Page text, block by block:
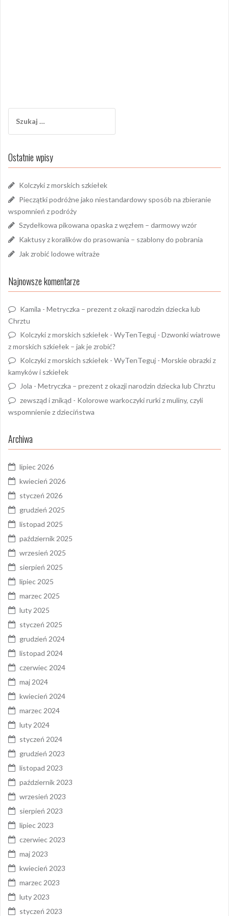
Ostatnie wpisy
Kolczyki z morskich szkiełek
Pieczątki podróżne jako niestandardowy sposób na zbieranie
wspomnień z podróży
Szydełkowa pikowana opaska z węzłem – darmowy wzór
Kaktusy z koralików do prasowania – szablony do pobrania
Jak zrobić lodowe witraże
Najnowsze komentarze
Kamila - Metryczka – prezent z okazji narodzin dziecka lub
Chrztu
Kolczyki z morskich szkiełek - WyTenTeguj - Dzwonki wiatrowe
z morskich szkiełek – jak je zrobić?
Kolczyki z morskich szkiełek - WyTenTeguj - Morskie obrazki z
kamyków i szkiełek
Jola - Metryczka – prezent z okazji narodzin dziecka lub Chrztu
zewsząd i znikąd - Kolorowe warkoczyki rurki z muliny, czyli
wspomnienie z dzieciństwa
Archiwa
lipiec 2026
kwiecień 2026
styczeń 2026
grudzień 2025
listopad 2025
październik 2025
wrzesień 2025
sierpień 2025
lipiec 2025
marzec 2025
luty 2025
styczeń 2025
grudzień 2024
listopad 2024
czerwiec 2024
maj 2024
kwiecień 2024
marzec 2024
luty 2024
styczeń 2024
grudzień 2023
listopad 2023
październik 2023
wrzesień 2023
sierpień 2023
lipiec 2023
czerwiec 2023
maj 2023
kwiecień 2023
marzec 2023
luty 2023
styczeń 2023